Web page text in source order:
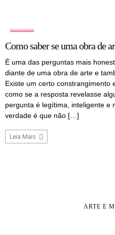
COLUNA
Como saber se uma obra de
É uma das perguntas mais
diante de uma obra de arte e
Existe um certo constrangimento
como se a resposta revelasse
pergunta é legítima, inteligente e
verdade é que não […]
Leia Mais
ARTE E